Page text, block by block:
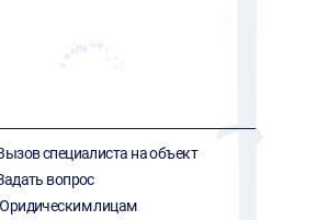
специалиста на объект
вопрос
лицам